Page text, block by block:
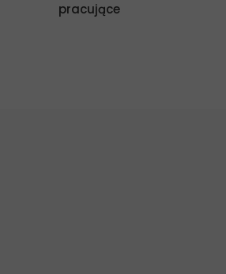
pracujące